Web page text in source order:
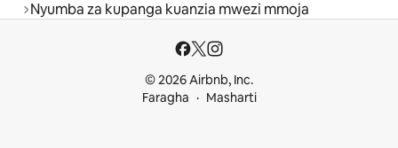
Nyumba za kupanga kuanzia mwezi mmoja
© 2026 Airbnb, Inc.
Faragha
Masharti